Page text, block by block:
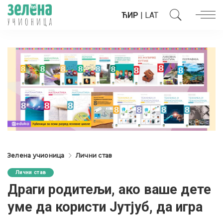
ЋИР | LAT
Зелена учионица Лични став
Лични став
Драги родитељи, ако ваше дете
уме да користи Јутјуб, да игра